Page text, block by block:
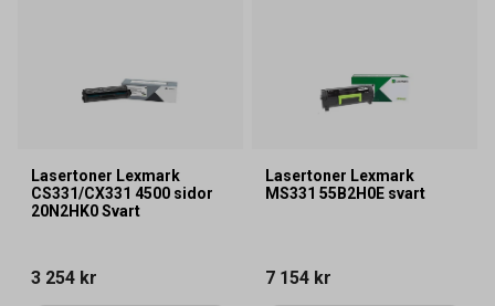
Lasertoner Lexmark
CS331/CX331 4500 sidor
20N2HK0 Svart
3 254 kr
Lasertoner Lexmark
MS331 55B2H0E svart
7 154 kr